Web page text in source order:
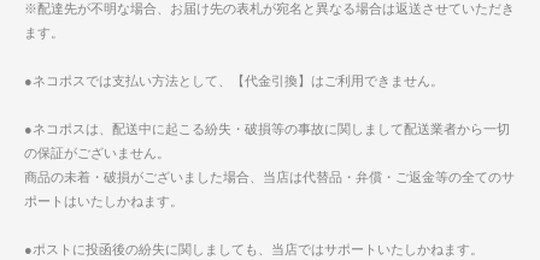
※配達先が不明な場合、お届け先の表札が宛名と異なる場合は返送させていただき
ます。
●ネコポスでは支払い方法として、【代金引換】はご利用できません。
●ネコポスは、配送中に起こる紛失・破損等の事故に関しまして配送業者から一切
の保証がございません。
商品の未着・破損がございました場合、当店は代替品・弁償・ご返金等の全てのサ
ポートはいたしかねます。
●ポストに投函後の紛失に関しましても、当店ではサポートいたしかねます。